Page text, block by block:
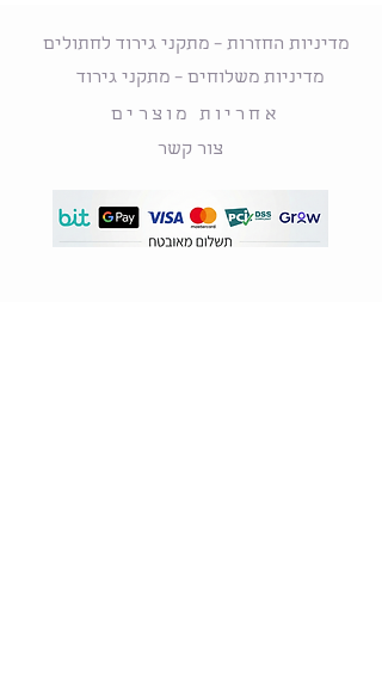
מדיניות החזרות – מתקני גירוד לחתולים
מדיניות משלוחים – מתקני גירוד
אחריות מוצרים
צור קשר